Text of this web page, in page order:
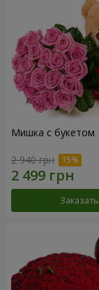
Мишка с букетом
2 940 грн
Заказать